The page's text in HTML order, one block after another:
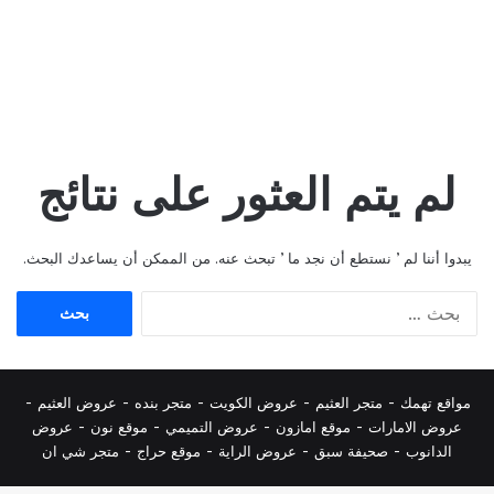
لم يتم العثور على نتائج
يبدوا أننا لم ’ نستطع أن نجد ما ’ تبحث عنه. من الممكن أن يساعدك البحث.
مواقع تهمك - متجر العثيم - عروض الكويت - متجر بنده - عروض العثيم -
عروض الامارات - موقع امازون - عروض التميمي - موقع نون - عروض
الدانوب - صحيفة سبق - عروض الراية - موقع حراج - متجر شي ان